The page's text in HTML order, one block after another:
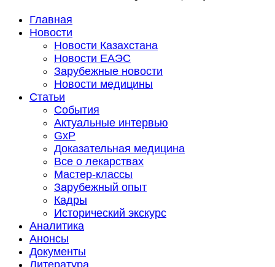
Главная
Новости
Новости Казахстана
Новости ЕАЭС
Зарубежные новости
Новости медицины
Статьи
События
Актуальные интервью
GxP
Доказательная медицина
Все о лекарствах
Мастер-классы
Зарубежный опыт
Кадры
Исторический экскурс
Аналитика
Анонсы
Документы